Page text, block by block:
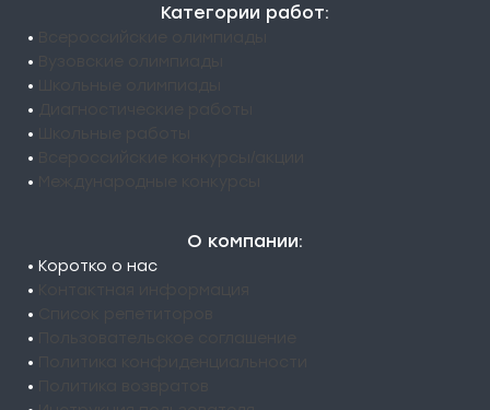
Категории работ:
•
•
•
•
•
•
•
О компании:
• Коротко о нас
•
•
•
•
•